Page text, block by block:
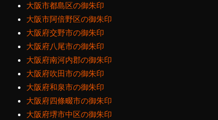
大阪市都島区の御朱印
大阪市阿倍野区の御朱印
大阪府交野市の御朱印
大阪府八尾市の御朱印
大阪府南河内郡の御朱印
大阪府吹田市の御朱印
大阪府和泉市の御朱印
大阪府四條畷市の御朱印
大阪府堺市中区の御朱印